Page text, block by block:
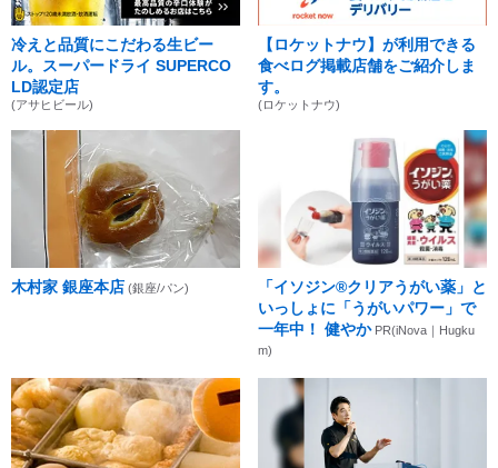
冷えと品質にこだわる生ビー
ル。スーパードライ SUPERCO
LD認定店
(アサヒビール)
【ロケットナウ】が利用できる
食べログ掲載店舗をご紹介しま
す。
(ロケットナウ)
木村家 銀座本店 (銀座/パン)
「イソジン®クリアうがい薬」と
いっしょに「うがいパワー」で
一年中！ 健やか PR(iNova｜Hugku
m)